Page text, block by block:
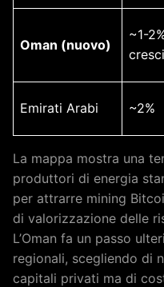
Oman (nuovo)
~1-
Emirati Arabi ~2%
La mappa mostra una
produttori di energia
per attrarre mining
di valorizzazione delle
L’Oman fa un passo
regionali, scegliendo di
capitali privati ma di